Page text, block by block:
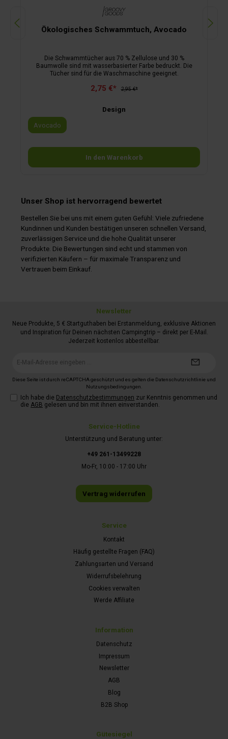
Ökologisches Schwammtuch, Avocado
Die Schwammtücher aus 70 % Zellulose und 30 %
Baumwolle sind mit wasserbasierter Farbe bedruckt. Die
Tücher sind für die Waschmaschine geeignet.
2,75 €* 2,95 €*
Design
Avocado
In den Warenkorb
Unser Shop ist hervorragend bewertet
Bestellen Sie bei uns mit einem guten Gefühl: Viele zufriedene
Kundinnen und Kunden bestätigen unseren schnellen Versand,
zuverlässigen Service und die hohe Qualität unserer
Produkte. Die Bewertungen sind echt und stammen von
verifizierten Käufern – für maximale Transparenz und
Vertrauen beim Einkauf.
Service-Hotline
Unterstützung und Beratung unter:
+49 261-13499228
Mo-Fr, 10:00 - 17:00 Uhr
Vertrag widerrufen
Service
Kontakt
Häufig gestellte Fragen (FAQ)
Zahlungsarten und Versand
Widerrufsbelehrung
Cookies verwalten
Werde Affiliate
Information
Datenschutz
Impressum
Newsletter
AGB
Blog
B2B Shop
Gütesiegel
Newsletter
Neue Produkte, 5 € Startguthaben bei Erstanmeldung, exklusive Aktionen
und Inspiration für Deinen nächsten Campingtrip – direkt per E-Mail.
Jederzeit kostenlos abbestellbar.
Diese Seite ist durch reCAPTCHA geschützt und es gelten die Datenschutzrichtlinie und
Nutzungsbedingungen.
Ich habe die Datenschutzbestimmungen zur Kenntnis genommen und
die AGB gelesen und bin mit ihnen einverstanden.